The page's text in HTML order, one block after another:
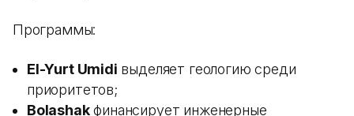
Программы:
El-Yurt Umidi выделяет геологию среди
приоритетов;
Bolashakфинансирует инженерные